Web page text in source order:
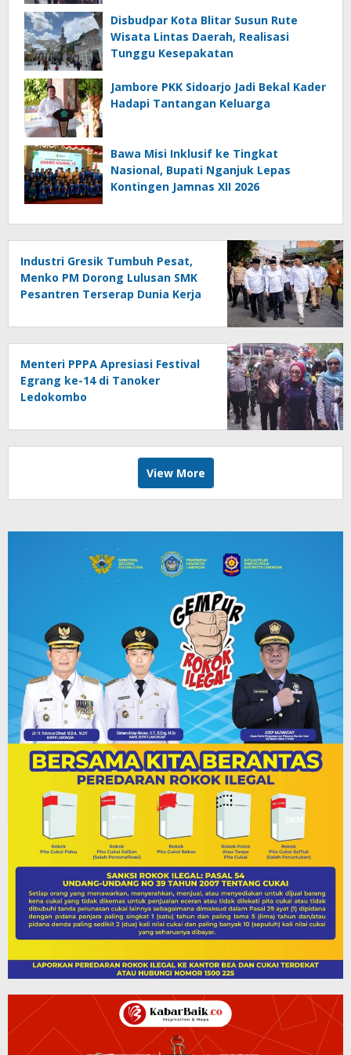
Disbudpar Kota Blitar Susun Rute
Wisata Lintas Daerah, Realisasi
Tunggu Kesepakatan
Jambore PKK Sidoarjo Jadi Bekal Kader
Hadapi Tantangan Keluarga
Bawa Misi Inklusif ke Tingkat
Nasional, Bupati Nganjuk Lepas
Kontingen Jamnas XII 2026
Industri Gresik Tumbuh Pesat,
Menko PM Dorong Lulusan SMK
Pesantren Terserap Dunia Kerja
Menteri PPPA Apresiasi Festival
Egrang ke-14 di Tanoker
Ledokombo
View More